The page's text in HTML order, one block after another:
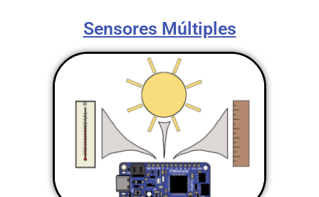
Sensores Múltiples